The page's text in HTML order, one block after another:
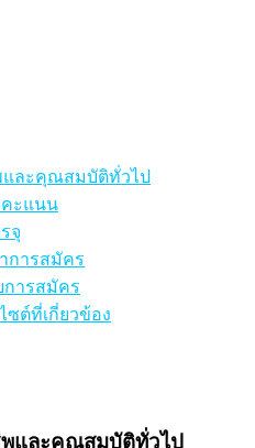
ละคุณสมบัติทั่วไป
คะแนน
จุ
การสมัคร
การสมัคร
ซต์ที่เกี่ยวข้อง
และคุณสมบัติทั่วไป